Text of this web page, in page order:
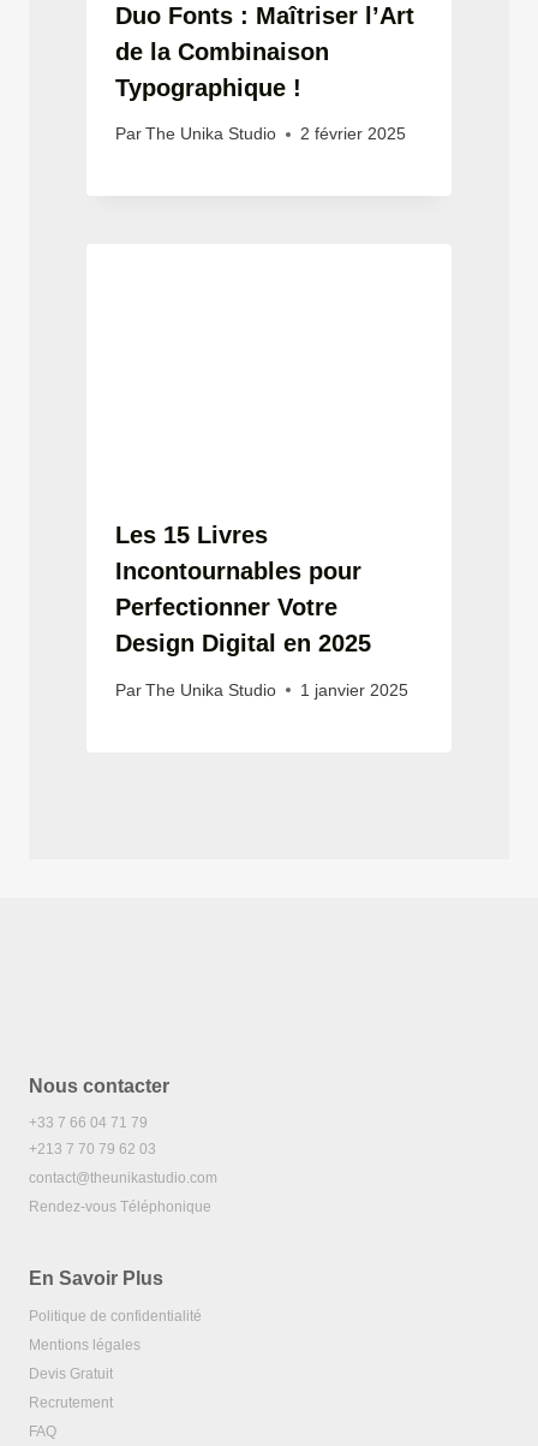
Duo Fonts : Maîtriser l’Art
de la Combinaison
Typographique !
Par The Unika Studio 2 février 2025
Les 15 Livres
Incontournables pour
Perfectionner Votre
Design Digital en 2025
Par The Unika Studio 1 janvier 2025
Nous contacter
+33 7 66 04 71 79
+213 7 70 79 62 03
contact@theunikastudio.com
Rendez-vous Téléphonique
En Savoir Plus
Politique de confidentialité
Mentions légales
Devis Gratuit
Recrutement
FAQ